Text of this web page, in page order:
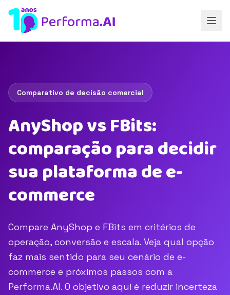
Comparativo de decisão comercial
AnyShop vs FBits:
comparação para decidir
sua plataforma de e-
commerce
Compare AnyShop e FBits em critérios de
operação, conversão e escala. Veja qual opção
faz mais sentido para seu cenário de e-
commerce e próximos passos com a
Performa.AI. O objetivo aqui é reduzir incerteza